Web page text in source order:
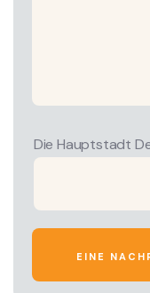
Die Hauptstadt